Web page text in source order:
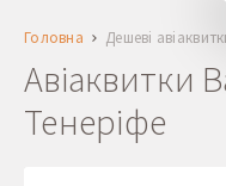
TFS, TFN
Відправлення
Головна Дешеві
Авіаквитки
Тенеріфе